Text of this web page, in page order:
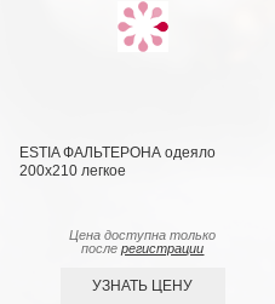
ESTIA ФАЛЬТЕРОНА одеяло
200х210 легкое
Цена доступна только
послерегистрации
УЗНАТЬ ЦЕНУ